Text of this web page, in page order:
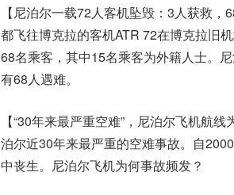
【尼泊尔一载72人客机坠毁：3人获救
都飞往博克拉的客机ATR 72在博克拉旧
68名乘客，其中15名乘客为外籍人士。
有68人遇难。
【“30年来最严重空难”，尼泊尔飞机航
泊尔近30年来最严重的空难事故。自
中丧生。尼泊尔飞机为何事故频发？